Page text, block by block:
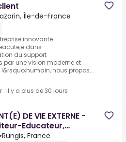
Île-de-France
innovante
dans
du support
par une vision moderne et
nous propos...
: il y a plus de 30 jours
DE VIE EXTERNE -
Educateur,
- H/F
•Rungis, France